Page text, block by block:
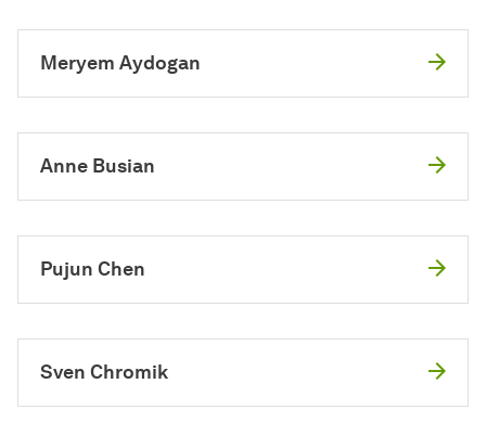
Meryem Aydogan
Anne Busian
Pujun Chen
Sven Chromik